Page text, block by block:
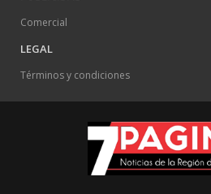
Comercial
LEGAL
Términos y condiciones